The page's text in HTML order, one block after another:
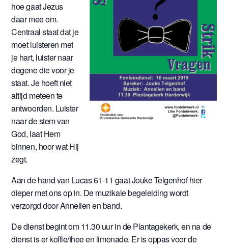
hoe gaat Jezus
daar mee om.
Centraal staat dat je
moet luisteren met
je hart, luister naar
degene die voor je
staat. Je hoeft niet
altijd meteen te
antwoorden. Luister
naar de stem van
God, laat Hem
binnen, hoor wat Hij
zegt.
Aan de hand van Lucas 61-11 gaat Jouke Telgenhof hier
dieper met ons op in. De muzikale begeleiding wordt
verzorgd door Annelien en band.
De dienst begint om 11.30 uur in de Plantagekerk, en na de
dienst is er koffie/thee en limonade. Er is oppas voor de